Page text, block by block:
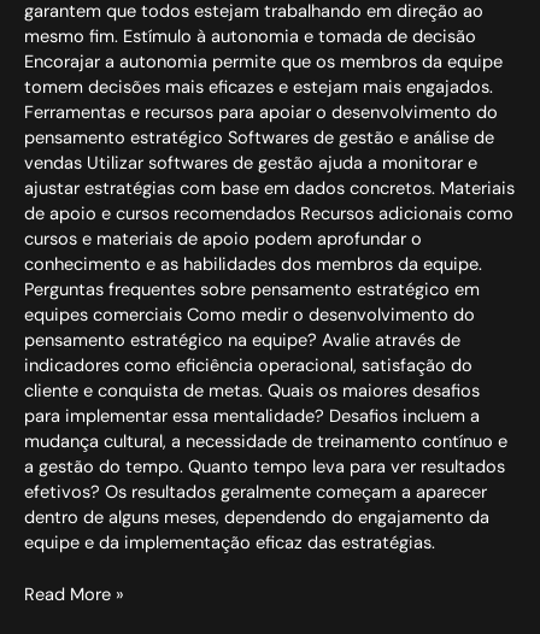
garantem que todos estejam trabalhando em direção ao
mesmo fim. Estímulo à autonomia e tomada de decisão
Encorajar a autonomia permite que os membros da equipe
tomem decisões mais eficazes e estejam mais engajados.
Ferramentas e recursos para apoiar o desenvolvimento do
pensamento estratégico Softwares de gestão e análise de
vendas Utilizar softwares de gestão ajuda a monitorar e
ajustar estratégias com base em dados concretos. Materiais
de apoio e cursos recomendados Recursos adicionais como
cursos e materiais de apoio podem aprofundar o
conhecimento e as habilidades dos membros da equipe.
Perguntas frequentes sobre pensamento estratégico em
equipes comerciais Como medir o desenvolvimento do
pensamento estratégico na equipe? Avalie através de
indicadores como eficiência operacional, satisfação do
cliente e conquista de metas. Quais os maiores desafios
para implementar essa mentalidade? Desafios incluem a
mudança cultural, a necessidade de treinamento contínuo e
a gestão do tempo. Quanto tempo leva para ver resultados
efetivos? Os resultados geralmente começam a aparecer
dentro de alguns meses, dependendo do engajamento da
equipe e da implementação eficaz das estratégias.
Read More »